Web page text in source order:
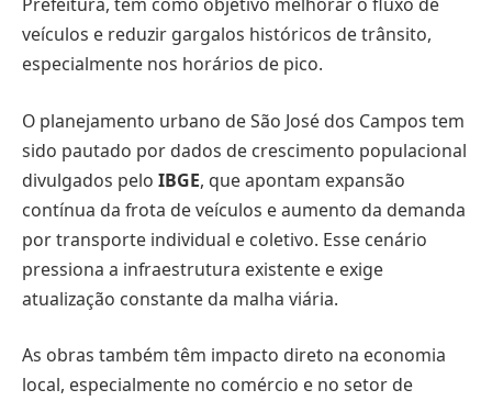
veículos e reduzir gargalos históricos de trânsito,
especialmente nos horários de pico.
O planejamento urbano de São José dos Campos tem
sido pautado por dados de crescimento populacional
divulgados pelo IBGE, que apontam expansão
contínua da frota de veículos e aumento da demanda
por transporte individual e coletivo. Esse cenário
pressiona a infraestrutura existente e exige
atualização constante da malha viária.
As obras também têm impacto direto na economia
local, especialmente no comércio e no setor de